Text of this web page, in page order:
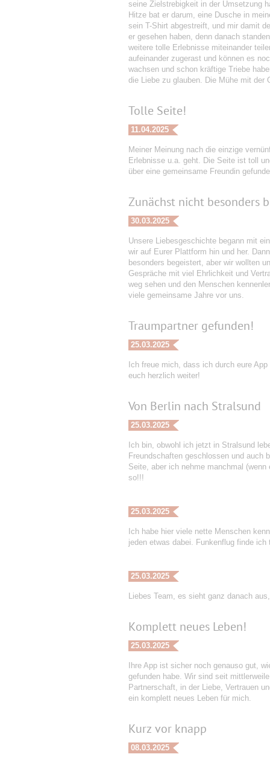
seine Zielstrebigkeit in der Umsetzung
Hitze bat er darum, eine Dusche in
sein T-Shirt abgestreift, und mir damit
er gesehen haben, denn danach
weitere tolle Erlebnisse miteinander
aufeinander zugerast und können es
wachsen und schon kräftige Triebe
die Liebe zu glauben. Die Mühe mit der
Tolle Seite!
11.04.2025
Meiner Meinung nach die einzige
Erlebnisse u.a. geht. Die Seite ist toll
über eine gemeinsame Freundin
Zunächst nicht besonders
30.03.2025
Unsere Liebesgeschichte begann mit
wir auf Eurer Plattform hin und her.
besonders begeistert, aber wir wollten
Gespräche mit viel Ehrlichkeit und
weg sehen und den Menschen
viele gemeinsame Jahre vor uns.
Traumpartner gefunden!
25.03.2025
Ich freue mich, dass ich durch eure
euch herzlich weiter!
Von Berlin nach Stralsund
25.03.2025
Ich bin, obwohl ich jetzt in Stralsund
Freundschaften geschlossen und auch
Seite, aber ich nehme manchmal
so!!!
25.03.2025
Ich habe hier viele nette Menschen
jeden etwas dabei. Funkenflug finde ich
25.03.2025
Liebes Team, es sieht ganz danach
Komplett neues Leben!
25.03.2025
Ihre App ist sicher noch genauso gut,
gefunden habe. Wir sind seit
Partnerschaft, in der Liebe, Vertrauen
ein komplett neues Leben für mich.
Kurz vor knapp
08.03.2025